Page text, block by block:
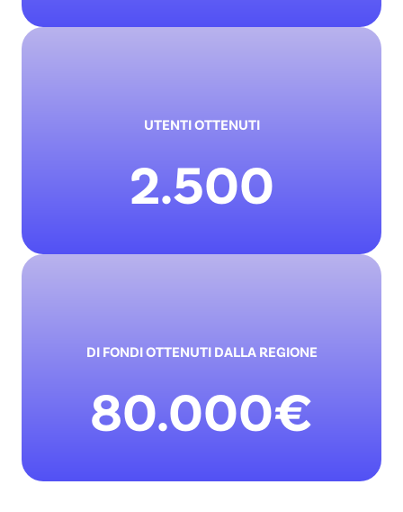
UTENTI OTTENUTI
2.500
DI FONDI OTTENUTI DALLA REGIONE
80.000€